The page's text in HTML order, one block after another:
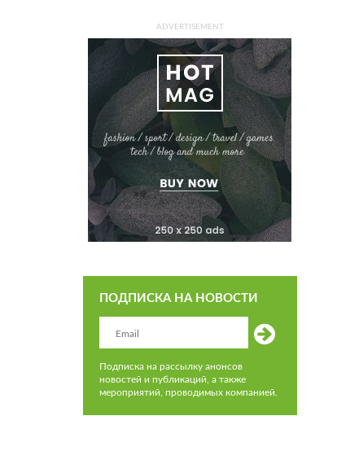
ADVERTISEMENT
ПОДПИСКА НА НОВОСТИ
Подписка на рассылку анонсов
новостей и публикаций, а также
мероприятий, проводимых компанией.